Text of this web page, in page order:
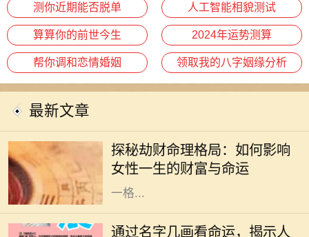
测你近期能否脱单 人工智能相貌测试
算算你的前世今生 2024年运势测算
帮你调和恋情婚姻 领取我的八字姻缘分析
最新文章
探秘劫财命理格局：如何影响
女性一生的财富与命运
种特殊的命理趋势，尤其对女性而
言，它不仅影响着她的财富，还深刻
影响着她的生活与人际关系。了解这
一格...
通过名字几画看命运，揭示人
在中华文化中，名字不仅承载了父母
的期望和美好寓意，更在某种程度上